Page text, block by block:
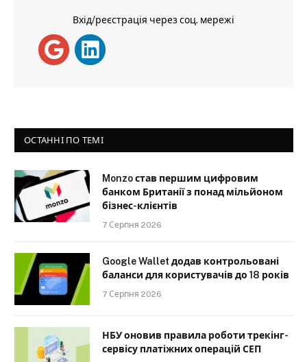
Вхід/реєстрація через соц. мережі
ОСТАННІ ПО ТЕМІ
Monzo став першим цифровим
банком Британії з понад мільйоном
бізнес-клієнтів
7 Серпня 2026
Google Wallet додав контрольовані
баланси для користувачів до 18 років
7 Серпня 2026
НБУ оновив правила роботи трекінг-
сервісу платіжних операцій СЕП